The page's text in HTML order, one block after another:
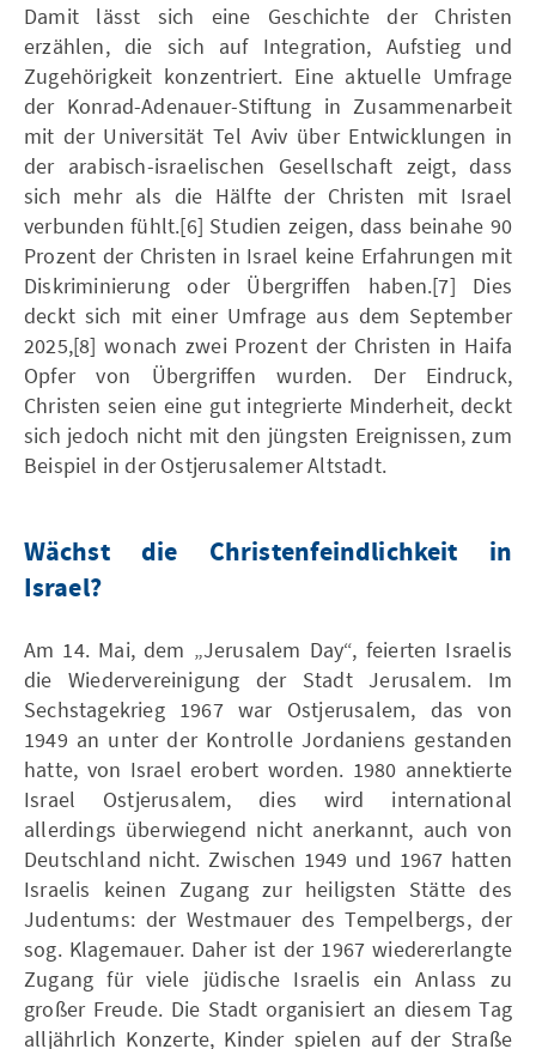
Damit lässt sich eine Geschichte der Christen
erzählen, die sich auf Integration, Aufstieg und
Zugehörigkeit konzentriert. Eine aktuelle Umfrage
der Konrad-Adenauer-Stiftung in Zusammenarbeit
mit der Universität Tel Aviv über Entwicklungen in
der arabisch-israelischen Gesellschaft zeigt, dass
sich mehr als die Hälfte der Christen mit Israel
verbunden fühlt.[6] Studien zeigen, dass beinahe 90
Prozent der Christen in Israel keine Erfahrungen mit
Diskriminierung oder Übergriffen haben.[7] Dies
deckt sich mit einer Umfrage aus dem September
2025,[8] wonach zwei Prozent der Christen in Haifa
Opfer von Übergriffen wurden. Der Eindruck,
Christen seien eine gut integrierte Minderheit, deckt
sich jedoch nicht mit den jüngsten Ereignissen, zum
Beispiel in der Ostjerusalemer Altstadt.
Wächst die Christenfeindlichkeit in
Israel?
Am 14. Mai, dem „Jerusalem Day“, feierten Israelis
die Wiedervereinigung der Stadt Jerusalem. Im
Sechstagekrieg 1967 war Ostjerusalem, das von
1949 an unter der Kontrolle Jordaniens gestanden
hatte, von Israel erobert worden. 1980 annektierte
Israel Ostjerusalem, dies wird international
allerdings überwiegend nicht anerkannt, auch von
Deutschland nicht. Zwischen 1949 und 1967 hatten
Israelis keinen Zugang zur heiligsten Stätte des
Judentums: der Westmauer des Tempelbergs, der
sog. Klagemauer. Daher ist der 1967 wiedererlangte
Zugang für viele jüdische Israelis ein Anlass zu
großer Freude. Die Stadt organisiert an diesem Tag
alljährlich Konzerte, Kinder spielen auf der Straße